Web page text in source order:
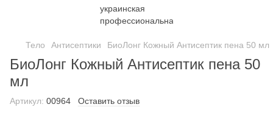
Тело Антисептики БиоЛонг Кожный Антисептик пена 50 мл
БиоЛонг Кожный Антисептик пена 50
мл
Артикул: 00964 Оставить отзыв